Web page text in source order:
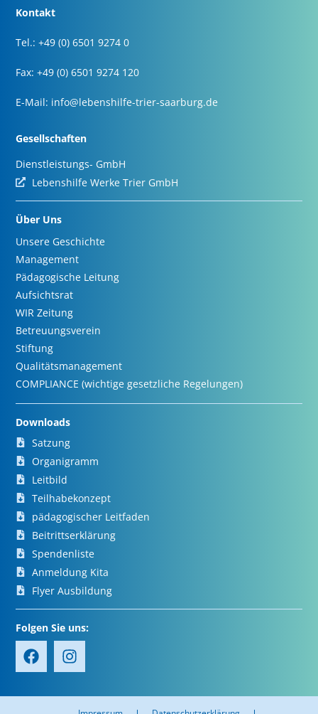
Kontakt
Tel.: +49 (0) 6501 9274 0
Fax: +49 (0) 6501 9274 120
E-Mail: info@lebenshilfe-trier-saarburg.de
Gesellschaften
Dienstleistungs- GmbH
Lebenshilfe Werke Trier GmbH
Über Uns
Unsere Geschichte
Management
Pädagogische Leitung
Aufsichtsrat
WIR Zeitung
Betreuungsverein
Stiftung
Qualitätsmanagement
COMPLIANCE (wichtige gesetzliche Regelungen)
Downloads
Satzung
Organigramm
Leitbild
Teilhabekonzept
pädagogischer Leitfaden
Beitrittserklärung
Spendenliste
Anmeldung Kita
Flyer Ausbildung
Folgen Sie uns: